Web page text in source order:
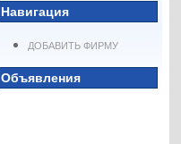
Навигация
ДОБАВИТЬ ФИРМУ
Объявления